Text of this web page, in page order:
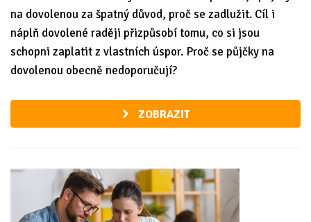
na dovolenou za špatný důvod, proč se zadlužit. Cíl i
náplň dovolené raději přizpůsobí tomu, co si jsou
schopni zaplatit z vlastních úspor. Proč se půjčky na
dovolenou obecně nedoporučují?
ZOBRAZIT